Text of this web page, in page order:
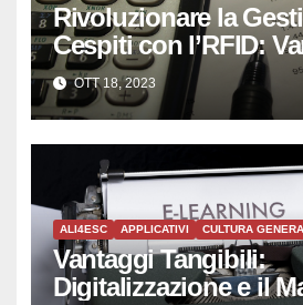
Rivoluzionare la
Cespiti con l’RFID:
Tangibili
OTT 18, 2023
ALI4ESC APPLICATIVI CULTURA
Vantaggi Tangibili:
Digitalizzazione e il